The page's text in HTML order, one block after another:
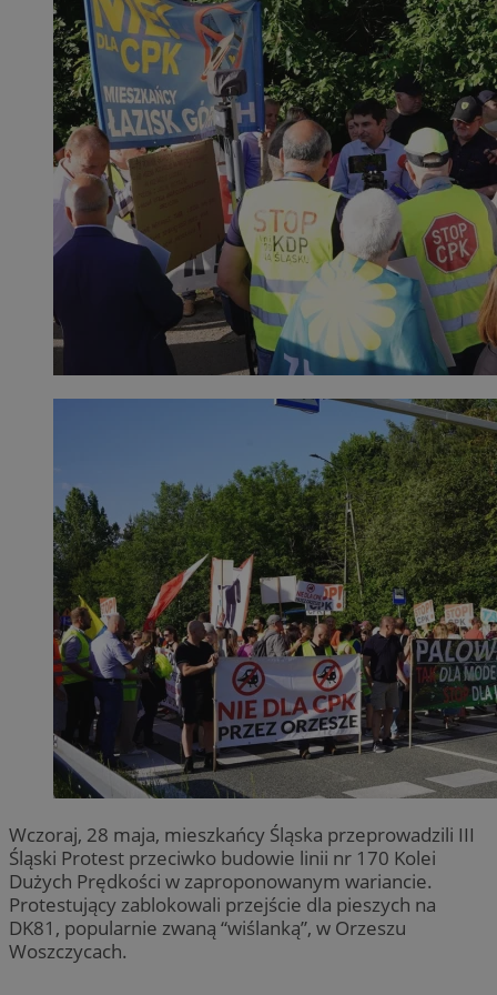
Wczoraj, 28 maja, mieszkańcy Śląska przeprowadzili III
Śląski Protest przeciwko budowie linii nr 170 Kolei
Dużych Prędkości w zaproponowanym wariancie.
Protestujący zablokowali przejście dla pieszych na
DK81, popularnie zwaną “wiślanką”, w Orzeszu
Woszczycach.